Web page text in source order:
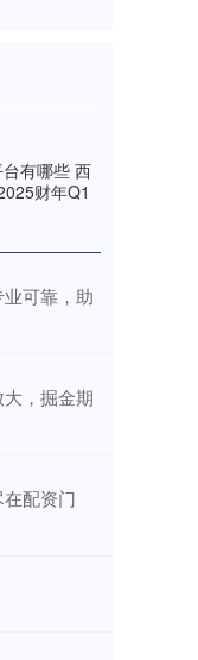
有哪些 西
财年Q1
可靠，助
，掘金期
配资门